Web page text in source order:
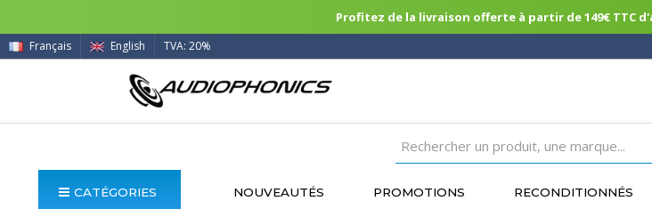
Profitez de la livraison offerte à partir de 149€ TTC
Français English TVA: 20%
CATÉGORIES NOUVEAUTÉS PROMOTIONS RECONDITIONNÉS